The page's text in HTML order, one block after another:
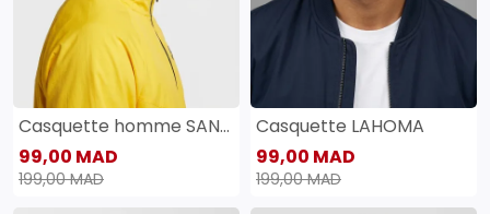
Casquette homme SANAS
99,00 MAD
199,00 MAD
Casquette LAHOMA
99,00 MAD
199,00 MAD